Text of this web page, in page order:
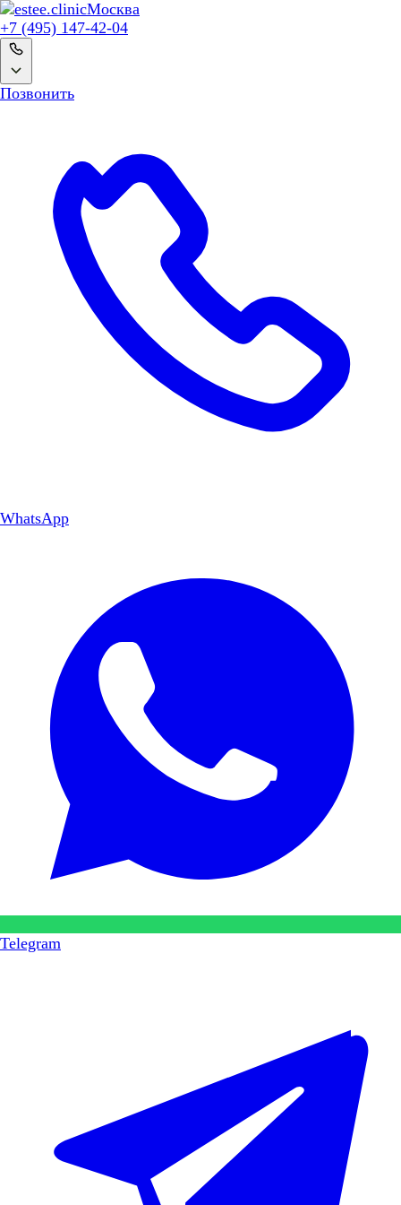
Москва
+7 (495) 147-42-04
Позвонить
WhatsApp
Telegram